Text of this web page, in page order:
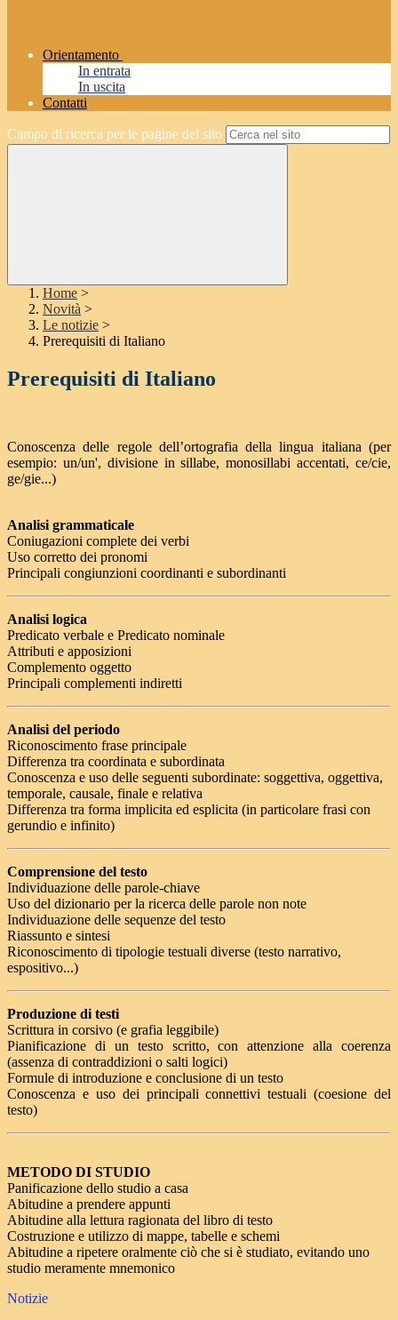
Orientamento
In entrata
In uscita
Contatti
Campo di ricerca per le pagine del sito
Home >
Novità >
Le notizie >
Prerequisiti di Italiano
Prerequisiti di Italiano
Conoscenza delle regole dell’ortografia della lingua italiana (per
esempio: un/un', divisione in sillabe, monosillabi accentati, ce/cie,
ge/gie...)
Analisi grammaticale
Coniugazioni complete dei verbi
Uso corretto dei pronomi
Principali congiunzioni coordinanti e subordinanti
Analisi logica
Predicato verbale e Predicato nominale
Attributi e apposizioni
Complemento oggetto
Principali complementi indiretti
Analisi del periodo
Riconoscimento frase principale
Differenza tra coordinata e subordinata
Conoscenza e uso delle seguenti subordinate: soggettiva, oggettiva,
temporale, causale, finale e relativa
Differenza tra forma implicita ed esplicita (in particolare frasi con
gerundio e infinito)
Comprensione del testo
Individuazione delle parole-chiave
Uso del dizionario per la ricerca delle parole non note
Individuazione delle sequenze del testo
Riassunto e sintesi
Riconoscimento di tipologie testuali diverse (testo narrativo,
espositivo...)
Produzione di testi
Scrittura in corsivo (e grafia leggibile)
Pianificazione di un testo scritto, con attenzione alla coerenza
(assenza di contraddizioni o salti logici)
Formule di introduzione e conclusione di un testo
Conoscenza e uso dei principali connettivi testuali (coesione del
testo)
METODO DI STUDIO
Panificazione dello studio a casa
Abitudine a prendere appunti
Abitudine alla lettura ragionata del libro di testo
Costruzione e utilizzo di mappe, tabelle e schemi
Abitudine a ripetere oralmente ciò che si è studiato, evitando uno
studio meramente mnemonico
Notizie